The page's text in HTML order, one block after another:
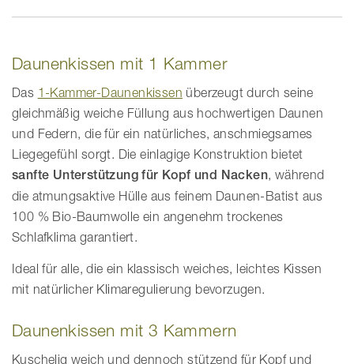
Daunenkissen mit 1 Kammer
Das 1-Kammer-Daunenkissen überzeugt durch seine
gleichmäßig weiche Füllung aus hochwertigen Daunen
und Federn, die für ein natürliches, anschmiegsames
Liegegefühl sorgt. Die einlagige Konstruktion bietet
sanfte Unterstützung für Kopf und Nacken, während
die atmungsaktive Hülle aus feinem Daunen-Batist aus
100 % Bio-Baumwolle ein angenehm trockenes
Schlafklima garantiert.
Ideal für alle, die ein klassisch weiches, leichtes Kissen
mit natürlicher Klimaregulierung bevorzugen.
Daunenkissen mit 3 Kammern
Kuschelig weich und dennoch stützend für Kopf und